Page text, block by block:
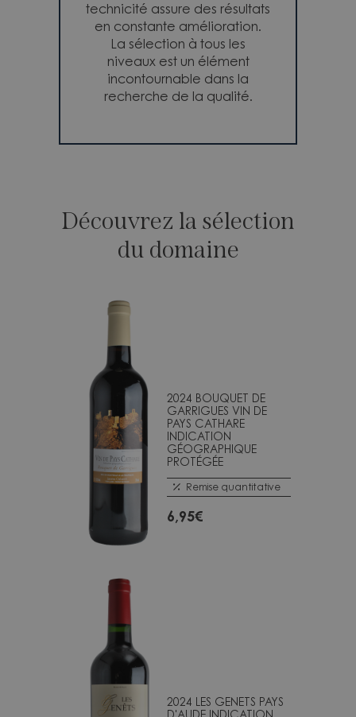
technicité assure des résultats
en constante amélioration.
La sélection à tous les
niveaux est un élément
incontournable dans la
recherche de la qualité.
Découvrez la sélection
du domaine
2024 BOUQUET DE
GARRIGUES VIN DE
PAYS CATHARE
INDICATION
GÉOGRAPHIQUE
PROTÉGÉE
Remise quantitative
6,95€
2024 LES GENETS PAYS
D'AUDE INDICATION